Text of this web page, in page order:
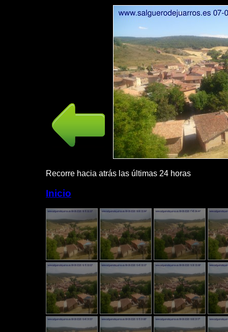
Recorre hacia atrás las últimas 24 horas
Inicio